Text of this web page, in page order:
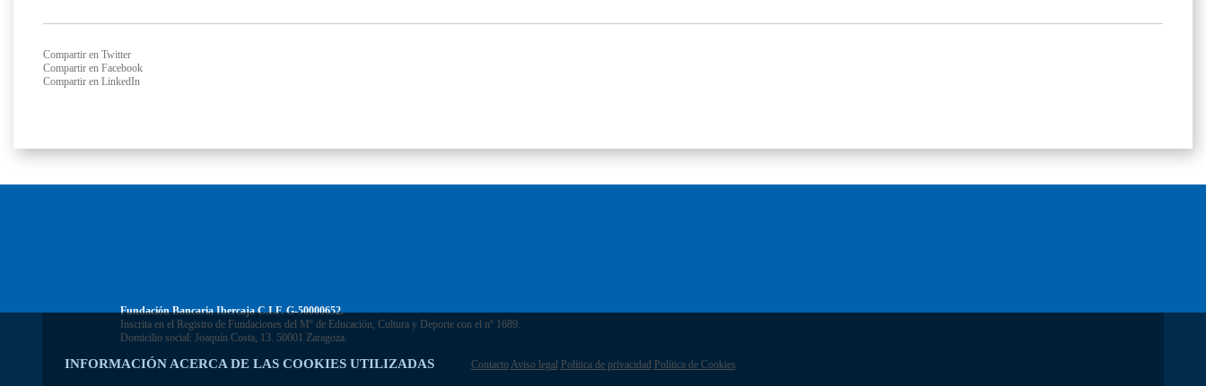
INFORMACIÓN ACERCA DE LAS COOKIES UTILIZADAS
Compartir en Twitter
Compartir en Facebook
Compartir en LinkedIn
Fundación Bancaria Ibercaja C.I.F. G-50000652.
Inscrita en el Registro de Fundaciones del Mº de Educación, Cultura y Deporte con el nº 1689.
Domicilio social: Joaquín Costa, 13. 50001 Zaragoza.
Contacto Aviso legal Política de privacidad Política de Cookies